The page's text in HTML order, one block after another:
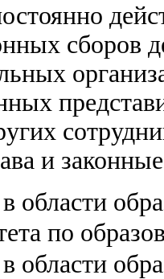
сборов
и
области
по
области